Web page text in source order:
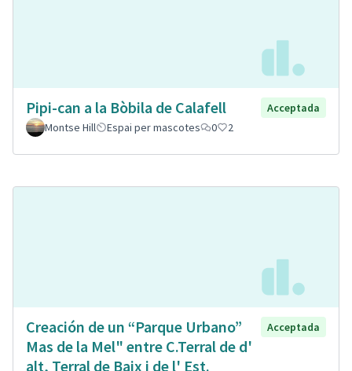
Pipi-can a la Bòbila de Calafell
Acceptada
Montse Hill
Espai per mascotes 0 2
Creación de un “Parque Urbano”
Mas de la Mel" entre C.Terral de d'
alt, Terral de Baix i de l' Est.
Acceptada